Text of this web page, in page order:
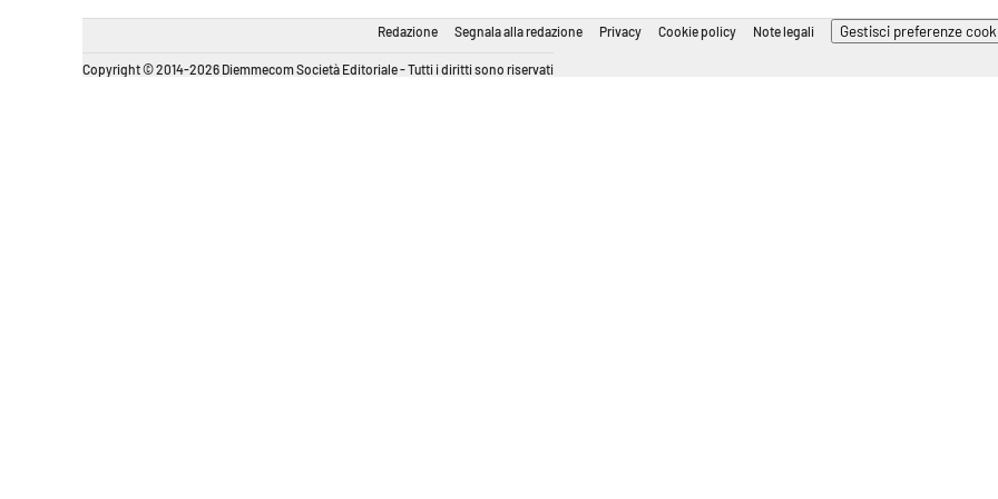
Redazione Segnala alla redazione Privacy Cookie policy Note legali Gestisci preferenze
Copyright © 2014-2026 Diemmecom Società Editoriale - Tutti i diritti sono riservati